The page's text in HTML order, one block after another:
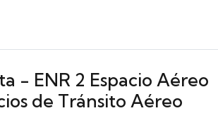
- ENR 2 Espacio Aéreo
de Tránsito Aéreo